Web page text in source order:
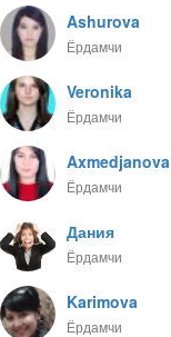
Ashurova
Ёрдамчи
Veronika
Ёрдамчи
Axmedjanova
Ёрдамчи
Дания
Ёрдамчи
Karimova
Ёрдамчи